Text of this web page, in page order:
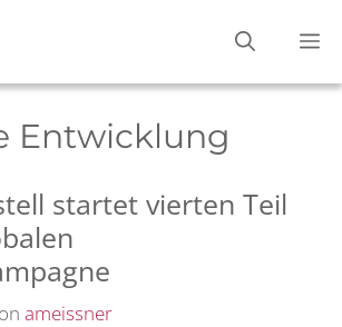
Entwicklung
startet vierten Teil
ameissner